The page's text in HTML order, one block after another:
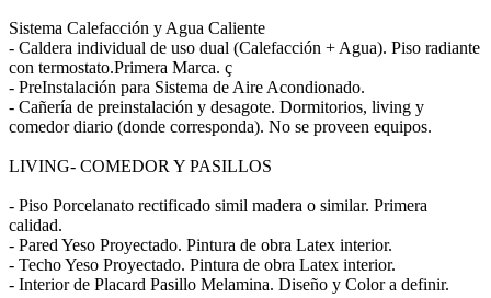
Sistema Calefacción y Agua Caliente
- Caldera individual de uso dual (Calefacción + Agua). Piso radiante
con termostato.Primera Marca. ç
- PreInstalación para Sistema de Aire Acondionado.
- Cañería de preinstalación y desagote. Dormitorios, living y
comedor diario (donde corresponda). No se proveen equipos.
LIVING- COMEDOR Y PASILLOS
- Piso Porcelanato rectificado simil madera o similar. Primera
calidad.
- Pared Yeso Proyectado. Pintura de obra Latex interior.
- Techo Yeso Proyectado. Pintura de obra Latex interior.
- Interior de Placard Pasillo Melamina. Diseño y Color a definir.